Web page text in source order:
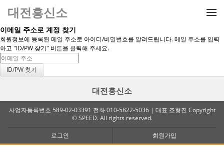
대전흥신소
이메일 주소로 계정 찾기
회원정보에 등록된 메일 주소로 아이디/비밀번호를 알려드립니다. 메일 주소를 입력
하고 "ID/PW 찾기" 버튼을 클릭해 주세요.
대전흥신소
사업자등록번호 589-02-03391 전화 010-5822-5036 | 대표 조형진 Copyright
© SPEED. All rights reserved.
로그인 회원가입